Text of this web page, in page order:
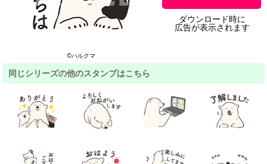
©ハルクマ
ダウンロード時に
広告が表示されます
同じシリーズの他のスタンプはこちら